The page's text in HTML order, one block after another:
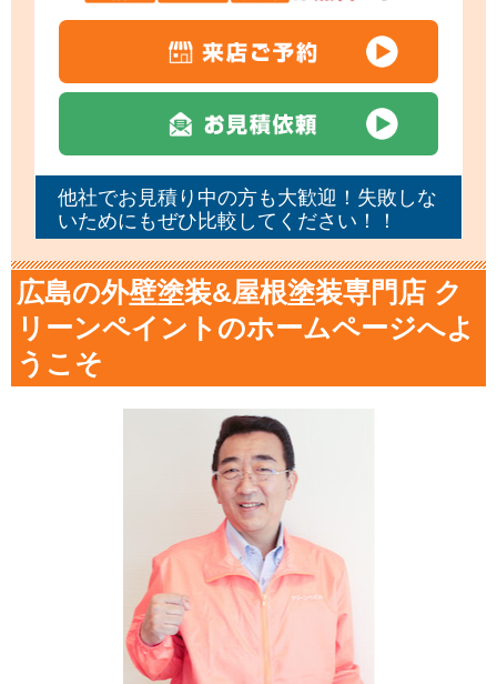
他社でお見積り中の方も大歓迎！失敗しな
いためにもぜひ比較してください！！
広島の外壁塗装&屋根塗装専門店 ク
リーンペイントのホームページへよ
うこそ